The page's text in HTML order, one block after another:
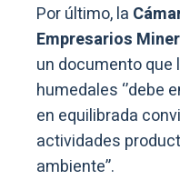
Por último, la
Empresarios
un documento que
humedales ‘’debe
en equilibrada
actividades
ambiente”.